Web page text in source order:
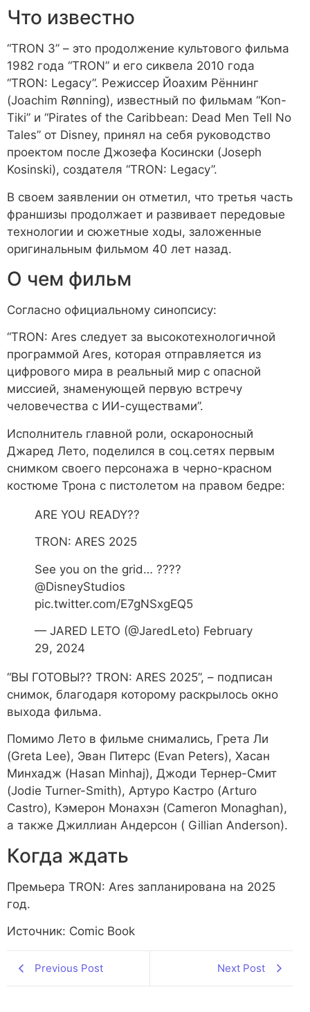
Что известно
“TRON 3” – это продолжение культового фильма
1982 года “TRON” и его сиквела 2010 года
“TRON: Legacy”. Режиссер Йоахим Рённинг
(Joachim Rønning), известный по фильмам “Kon-
Tiki” и “Pirates of the Caribbean: Dead Men Tell No
Tales” от Disney, принял на себя руководство
проектом после Джозефа Косински (Joseph
Kosinski), создателя “TRON: Legacy”.
В своем заявлении он отметил, что третья часть
франшизы продолжает и развивает передовые
технологии и сюжетные ходы, заложенные
оригинальным фильмом 40 лет назад.
О чем фильм
Согласно официальному синопсису:
“TRON: Ares следует за высокотехнологичной
программой Ares, которая отправляется из
цифрового мира в реальный мир с опасной
миссией, знаменующей первую встречу
человечества с ИИ-существами”.
Исполнитель главной роли, оскароносный
Джаред Лето, поделился в соц.сетях первым
снимком своего персонажа в черно-красном
костюме Трона с пистолетом на правом бедре:
ARE YOU READY??
TRON: ARES 2025
See you on the grid… ????
@DisneyStudios
pic.twitter.com/E7gNSxgEQ5
— JARED LETO (@JaredLeto) February
29, 2024
“ВЫ ГОТОВЫ?? TRON: ARES 2025”, – подписан
снимок, благодаря которому раскрылось окно
выхода фильма.
Помимо Лето в фильме снимались, Грета Ли
(Greta Lee), Эван Питерс (Evan Peters), Хасан
Минхадж (Hasan Minhaj), Джоди Тернер-Смит
(Jodie Turner-Smith), Артуро Кастро (Arturo
Castro), Кэмерон Монахэн (Cameron Monaghan),
а также Джиллиан Андерсон ( Gillian Anderson).
Когда ждать
Премьера TRON: Ares запланирована на 2025
год.
Источник: Comic Book
Previous Post Next Post